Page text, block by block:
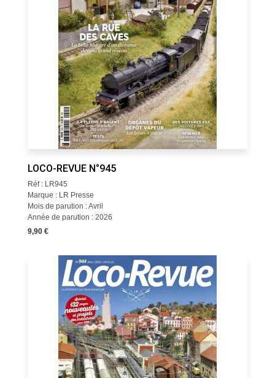
LOCO-REVUE N°945
Réf : LR945
Marque : LR Presse
Mois de parution : Avril
Année de parution : 2026
9,90 €